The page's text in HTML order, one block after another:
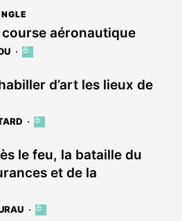
aéronautique
Cet
est
réservé
abonnés
d’art les lieux de
Cet
est
réservé
aux
le feu, la bataille du
et de la
Cet